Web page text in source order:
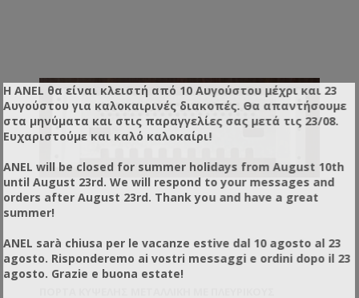
Η ANEL θα είναι κλειστή από 10 Αυγούστου μέχρι και 23
Αυγούστου για καλοκαιρινές διακοπές. Θα απαντήσουμε
στα μηνύματα και στις παραγγελίες σας μετά τις 23/08.
Ευχαριστούμε και καλό καλοκαίρι!
ANEL will be closed for summer holidays from August 10th
until August 23rd. We will respond to your messages and
orders after August 23rd. Thank you and have a great
summer!
ANEL sarà chiusa per le vacanze estive dal 10 agosto al 23
agosto. Risponderemo ai vostri messaggi e ordini dopo il 23
agosto. Grazie e buona estate!